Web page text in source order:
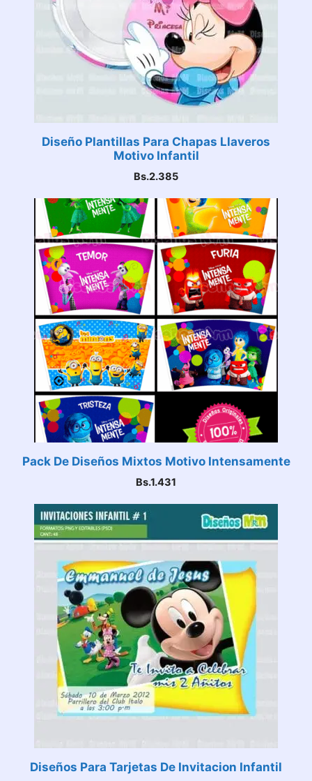
Diseño Plantillas Para Chapas Llaveros
Motivo Infantil
Bs.2.385
Pack De Diseños Mixtos Motivo Intensamente
Bs.1.431
Diseños Para Tarjetas De Invitacion Infantil